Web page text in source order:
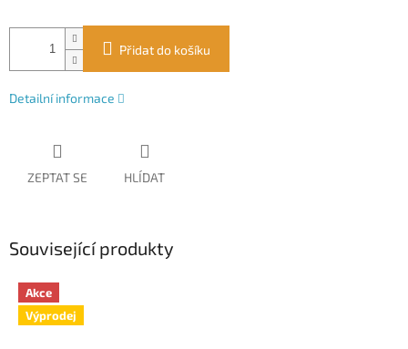
cena:
Přidat do košíku
Detailní informace
ZEPTAT SE HLÍDAT
Související produkty
Akce
Výprodej